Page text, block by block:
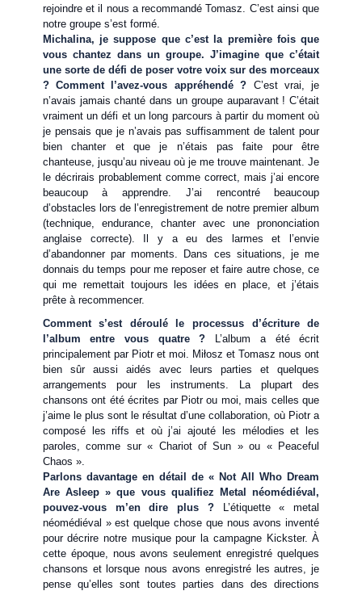
rejoindre et il nous a recommandé Tomasz. C’est ainsi que
notre groupe s’est formé.
Michalina, je suppose que c’est la première fois que
vous chantez dans un groupe. J’imagine que c’était
une sorte de défi de poser votre voix sur des morceaux
? Comment l’avez-vous appréhendé ? C’est vrai, je
n’avais jamais chanté dans un groupe auparavant ! C’était
vraiment un défi et un long parcours à partir du moment où
je pensais que je n’avais pas suffisamment de talent pour
bien chanter et que je n’étais pas faite pour être
chanteuse, jusqu’au niveau où je me trouve maintenant. Je
le décrirais probablement comme correct, mais j’ai encore
beaucoup à apprendre. J’ai rencontré beaucoup
d’obstacles lors de l’enregistrement de notre premier album
(technique, endurance, chanter avec une prononciation
anglaise correcte). Il y a eu des larmes et l’envie
d’abandonner par moments. Dans ces situations, je me
donnais du temps pour me reposer et faire autre chose, ce
qui me remettait toujours les idées en place, et j’étais
prête à recommencer.
Comment s’est déroulé le processus d’écriture de
l’album entre vous quatre ?
L’album a été écrit
principalement par Piotr et moi. Miłosz et Tomasz nous ont
bien sûr aussi aidés avec leurs parties et quelques
arrangements pour les instruments. La plupart des
chansons ont été écrites par Piotr ou moi, mais celles que
j’aime le plus sont le résultat d’une collaboration, où Piotr a
composé les riffs et où j’ai ajouté les mélodies et les
paroles, comme sur « Chariot of Sun » ou « Peaceful
Chaos ».
Parlons davantage en détail de « Not All Who Dream
Are Asleep » que vous qualifiez Metal néomédiéval,
pouvez-vous m’en dire plus ?
L’étiquette « metal
néomédiéval » est quelque chose que nous avons inventé
pour décrire notre musique pour la campagne Kickster. À
cette époque, nous avons seulement enregistré quelques
chansons et lorsque nous avons enregistré les autres, je
pense qu’elles sont toutes parties dans des directions